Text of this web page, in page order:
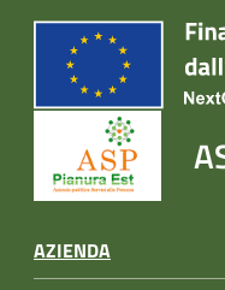
AZIENDA